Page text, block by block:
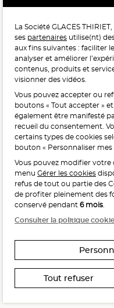
POUR VOTRE SANTÉ,
LÉGUMES PAR
L'abus d'alcool est
Interdiction de
aux
La preuve de majorité
de la
CODE DE LA SANTÉ
La Société GLACES
ses partenaires utilise(nt)
aux fins suivantes : faciliter
analyser et améliorer
contenus, produits et
visionner des vidéos.
Vous pouvez accepter ou
boutons « Tout accepter »
également être manifesté
recueil du consentement.
certains types de cookies
bouton « Personnaliser mes
Vous pouvez modifier
menu Gérer les cookies
refus de tout ou partie des
de profiter pleinement des
conservé pendant 6 mois.
Consulter la politique
Tout refuser